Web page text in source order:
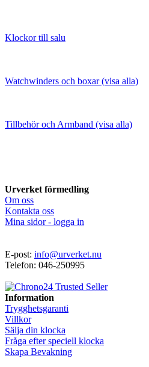
Klockor till salu
Watchwinders och boxar (visa alla)
Tillbehör och Armband (visa alla)
Urverket förmedling
Om oss
Kontakta oss
Mina sidor - logga in
E-post: info@urverket.nu
Telefon: 046-250995
Information
Trygghetsgaranti
Villkor
Sälja din klocka
Fråga efter speciell klocka
Skapa Bevakning